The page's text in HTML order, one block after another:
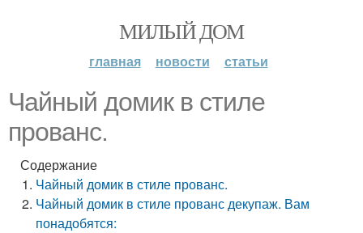
МИЛЫЙ ДОМ
главная новости статьи
Чайный домик в стиле
прованс.
Содержание
Чайный домик в стиле прованс.
Чайный домик в стиле прованс декупаж. Вам
понадобятся: